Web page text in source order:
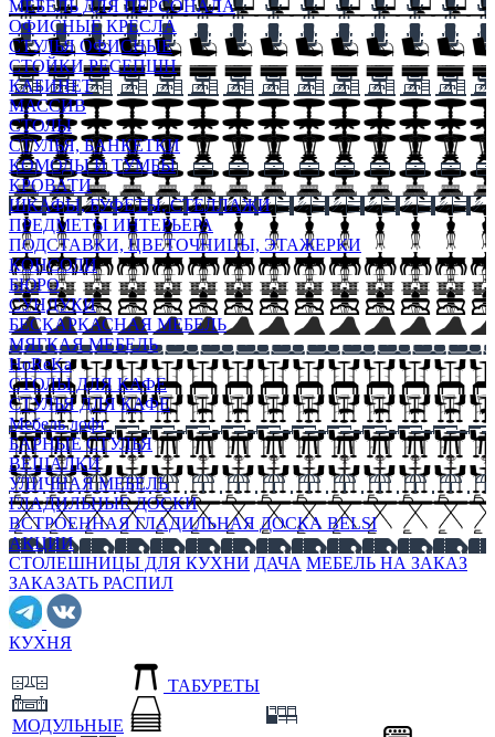
МЕБЕЛЬ ДЛЯ ПЕРСОНАЛА
ОФИСНЫЕ КРЕСЛА
СТУЛЬЯ ОФИСНЫЕ
СТОЙКИ РЕСЕПШН
КАБИНЕТ
МАССИВ
СТОЛЫ
СТУЛЬЯ, БАНКЕТКИ
КОМОДЫ И ТУМБЫ
КРОВАТИ
ШКАФЫ, БУФЕТЫ, СТЕЛЛАЖИ
ПРЕДМЕТЫ ИНТЕРЬЕРА
ПОДСТАВКИ, ЦВЕТОЧНИЦЫ, ЭТАЖЕРКИ
КОНСОЛИ
БЮРО
СУНДУКИ
БЕСКАРКАСНАЯ МЕБЕЛЬ
МЯГКАЯ МЕБЕЛЬ
HoReKa
СТОЛЫ ДЛЯ КАФЕ
СТУЛЬЯ ДЛЯ КАФЕ
Мебель лофт
БАРНЫЕ СТУЛЬЯ
ВЕШАЛКИ
УЛИЧНАЯ МЕБЕЛЬ
ГЛАДИЛЬНЫЕ ДОСКИ
ВСТРОЕННАЯ ГЛАДИЛЬНАЯ ДОСКА BELSI
АКЦИИ
СТОЛЕШНИЦЫ ДЛЯ КУХНИ ДАЧА МЕБЕЛЬ НА ЗАКАЗ
ЗАКАЗАТЬ РАСПИЛ
КУХНЯ
МОДУЛЬНЫЕ
ТАБУРЕТЫ